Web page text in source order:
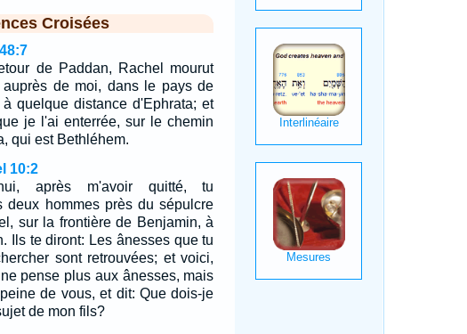
Croisées
de Paddan, Rachel mourut
de moi, dans le pays de
quelque distance d'Ephrata; et
je l'ai enterrée, sur le chemin
qui est Bethléhem.
10:2
après m'avoir quitté, tu
deux hommes près du sépulcre
sur la frontière de Benjamin, à
Ils te diront: Les ânesses que tu
sont retrouvées; et voici,
pense plus aux ânesses, mais
de vous, et dit: Que dois-je
de mon fils?